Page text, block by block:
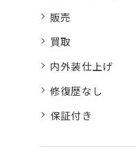
販売
買取
内外装仕上げ
修復歴なし
保証付き